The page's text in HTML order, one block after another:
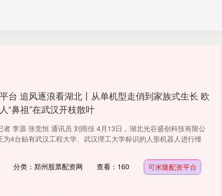
台 追风逐浪看湖北丨从单机型走俏到家族式生长 欧
“鼻祖”在武汉开枝散叶
者 李源 张竞恒 通讯员 刘雨佳 4月13日，湖北光谷盛创科技有限公
为4台贴有武汉工程大学、武汉理工大学标识的人形机器人进行维
分类：郑州股票配资网 查看：160 可米隆配资平台